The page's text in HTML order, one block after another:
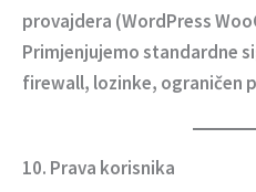
provajdera (WordPress
Primjenjujemo standardne
firewall, lozinke, ograničen
10. Prava korisnika